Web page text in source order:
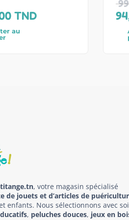
TND
au
, votre magasin spécialisé
de jouets et d’articles de
enfants. Nous sélectionnons avec
, peluches douces, jeux en